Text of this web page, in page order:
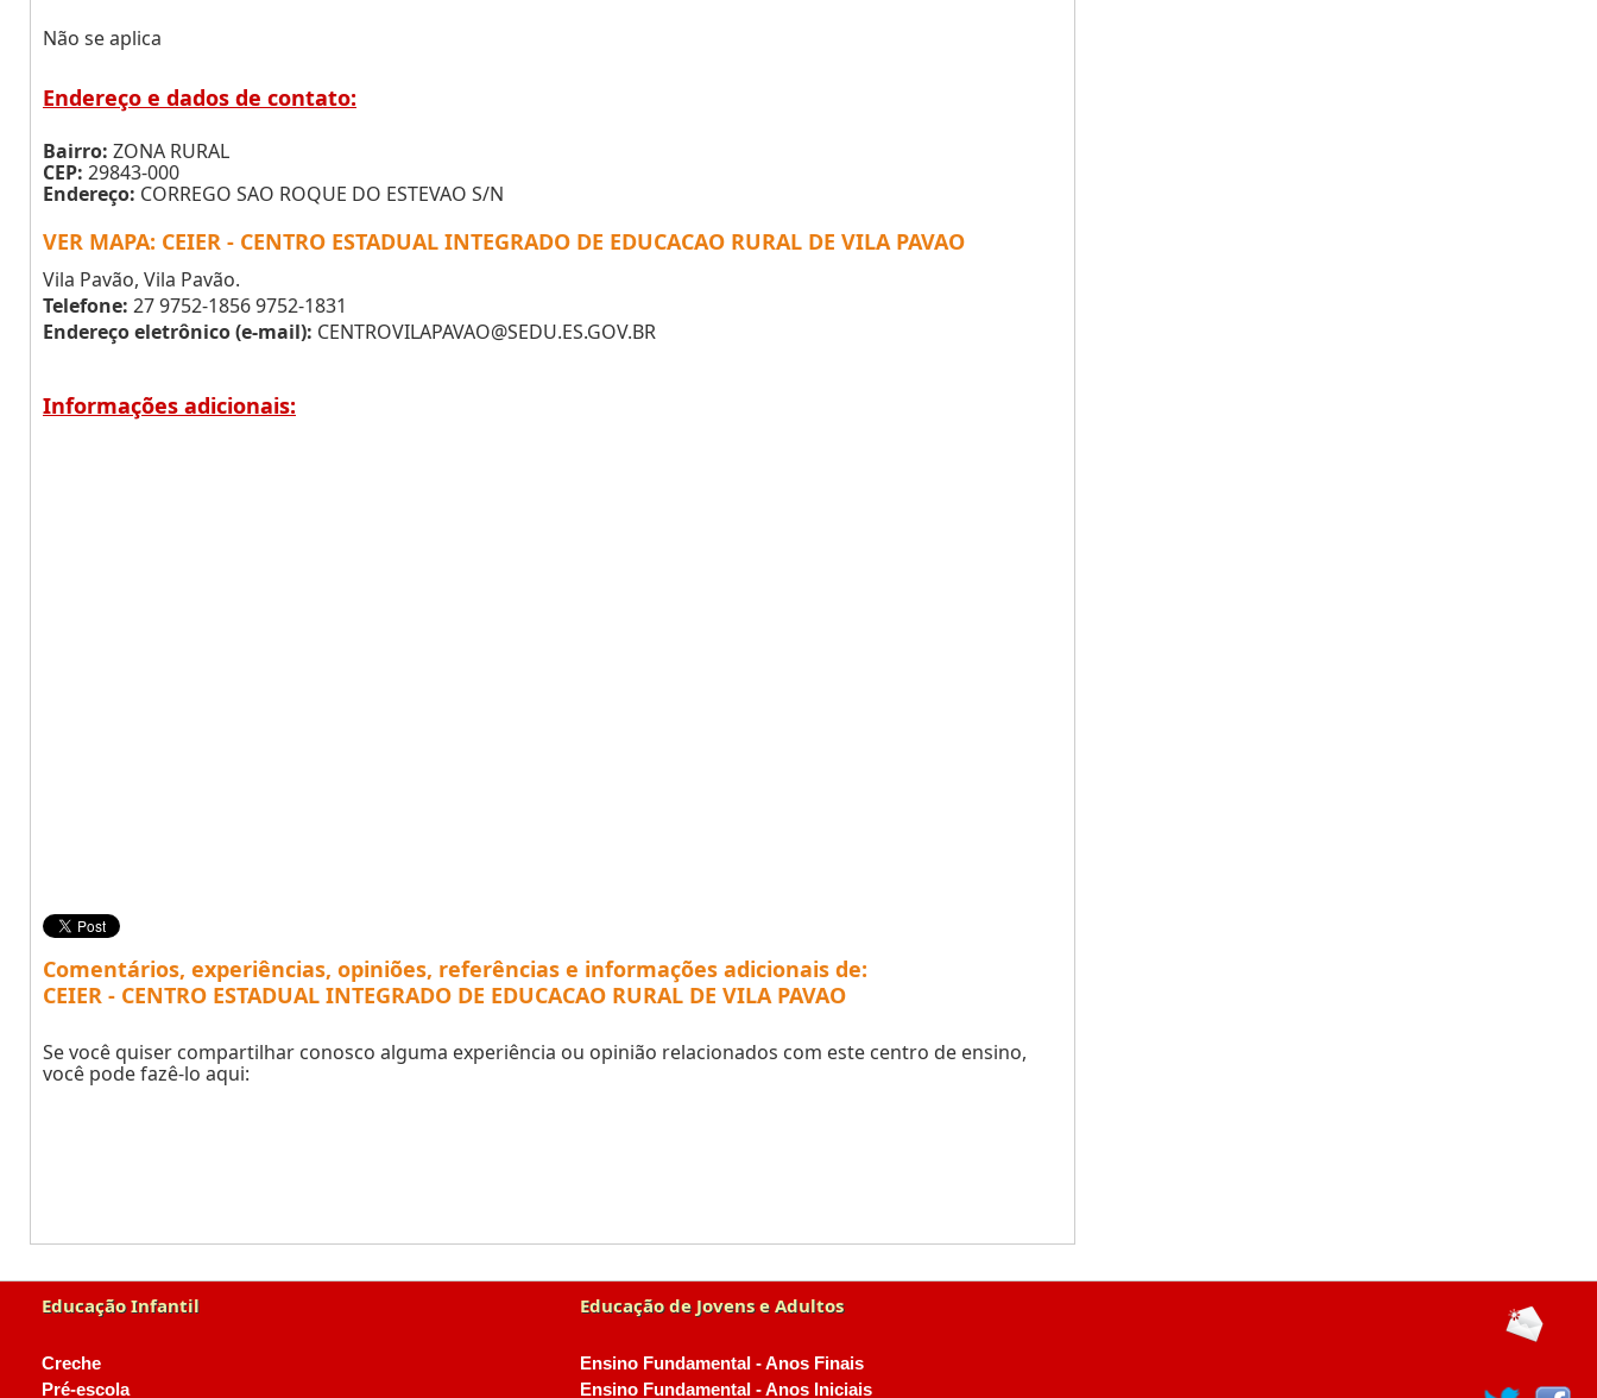
Não se aplica
Endereço e dados de contato:
Bairro: ZONA RURAL
CEP: 29843-000
Endereço: CORREGO SAO ROQUE DO ESTEVAO S/N
VER MAPA: CEIER - CENTRO ESTADUAL INTEGRADO DE EDUCACAO RURAL DE VILA PAVAO
Vila Pavão, Vila Pavão.
Telefone: 27 9752-1856 9752-1831
Endereço eletrônico (e-mail): CENTROVILAPAVAO@SEDU.ES.GOV.BR
Informações adicionais:
Comentários, experiências, opiniões, referências e informações adicionais de:
CEIER - CENTRO ESTADUAL INTEGRADO DE EDUCACAO RURAL DE VILA PAVAO
Se você quiser compartilhar conosco alguma experiência ou opinião relacionados com este centro de ensino,
você pode fazê-lo aqui:
Educação Infantil
Creche
Pré-escola
Educação de Jovens e Adultos
Ensino Fundamental - Anos Finais
Ensino Fundamental - Anos Iniciais